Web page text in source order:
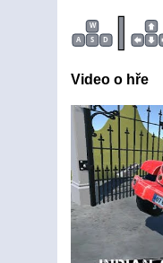
W
A
S D |
Video o hře